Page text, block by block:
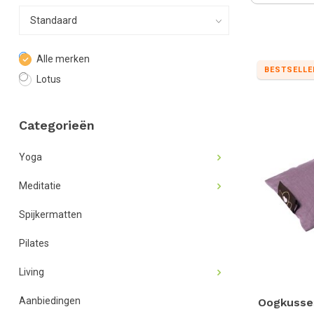
Alle merken
Lotus
Categorieën
Yoga
Meditatie
Spijkermatten
Pilates
Living
Aanbiedingen